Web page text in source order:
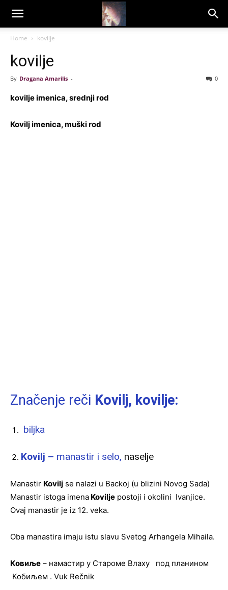
Dragana
Amarilis
Home kovilje
kovilje
By Dragana Amarilis - 0
kovilje imenica, srednji rod
Kovilj imenica, muški rod
Značenje reči Kovilj, kovilje:
biljka
Kovilj – manastir i selo, naselje
Manastir Kovilj se nalazi u Backoj (u blizini Novog Sada)
Manastir istoga imena Kovilje postoji i okolini Ivanjice.
Ovaj manastir je iz 12. veka.
Oba manastira imaju istu slavu Svetog Arhangela Mihaila.
Ковиље – намастир у Староме Влаху под планином
Кобиљем . Vuk Rečnik